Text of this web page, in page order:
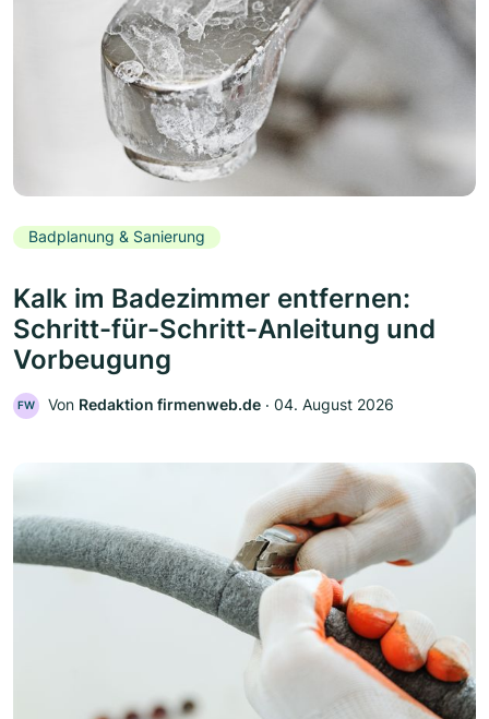
Badplanung & Sanierung
Kalk im Badezimmer entfernen:
Schritt-für-Schritt-Anleitung und
Vorbeugung
FW Von Redaktion firmenweb.de ‧ 04. August 2026